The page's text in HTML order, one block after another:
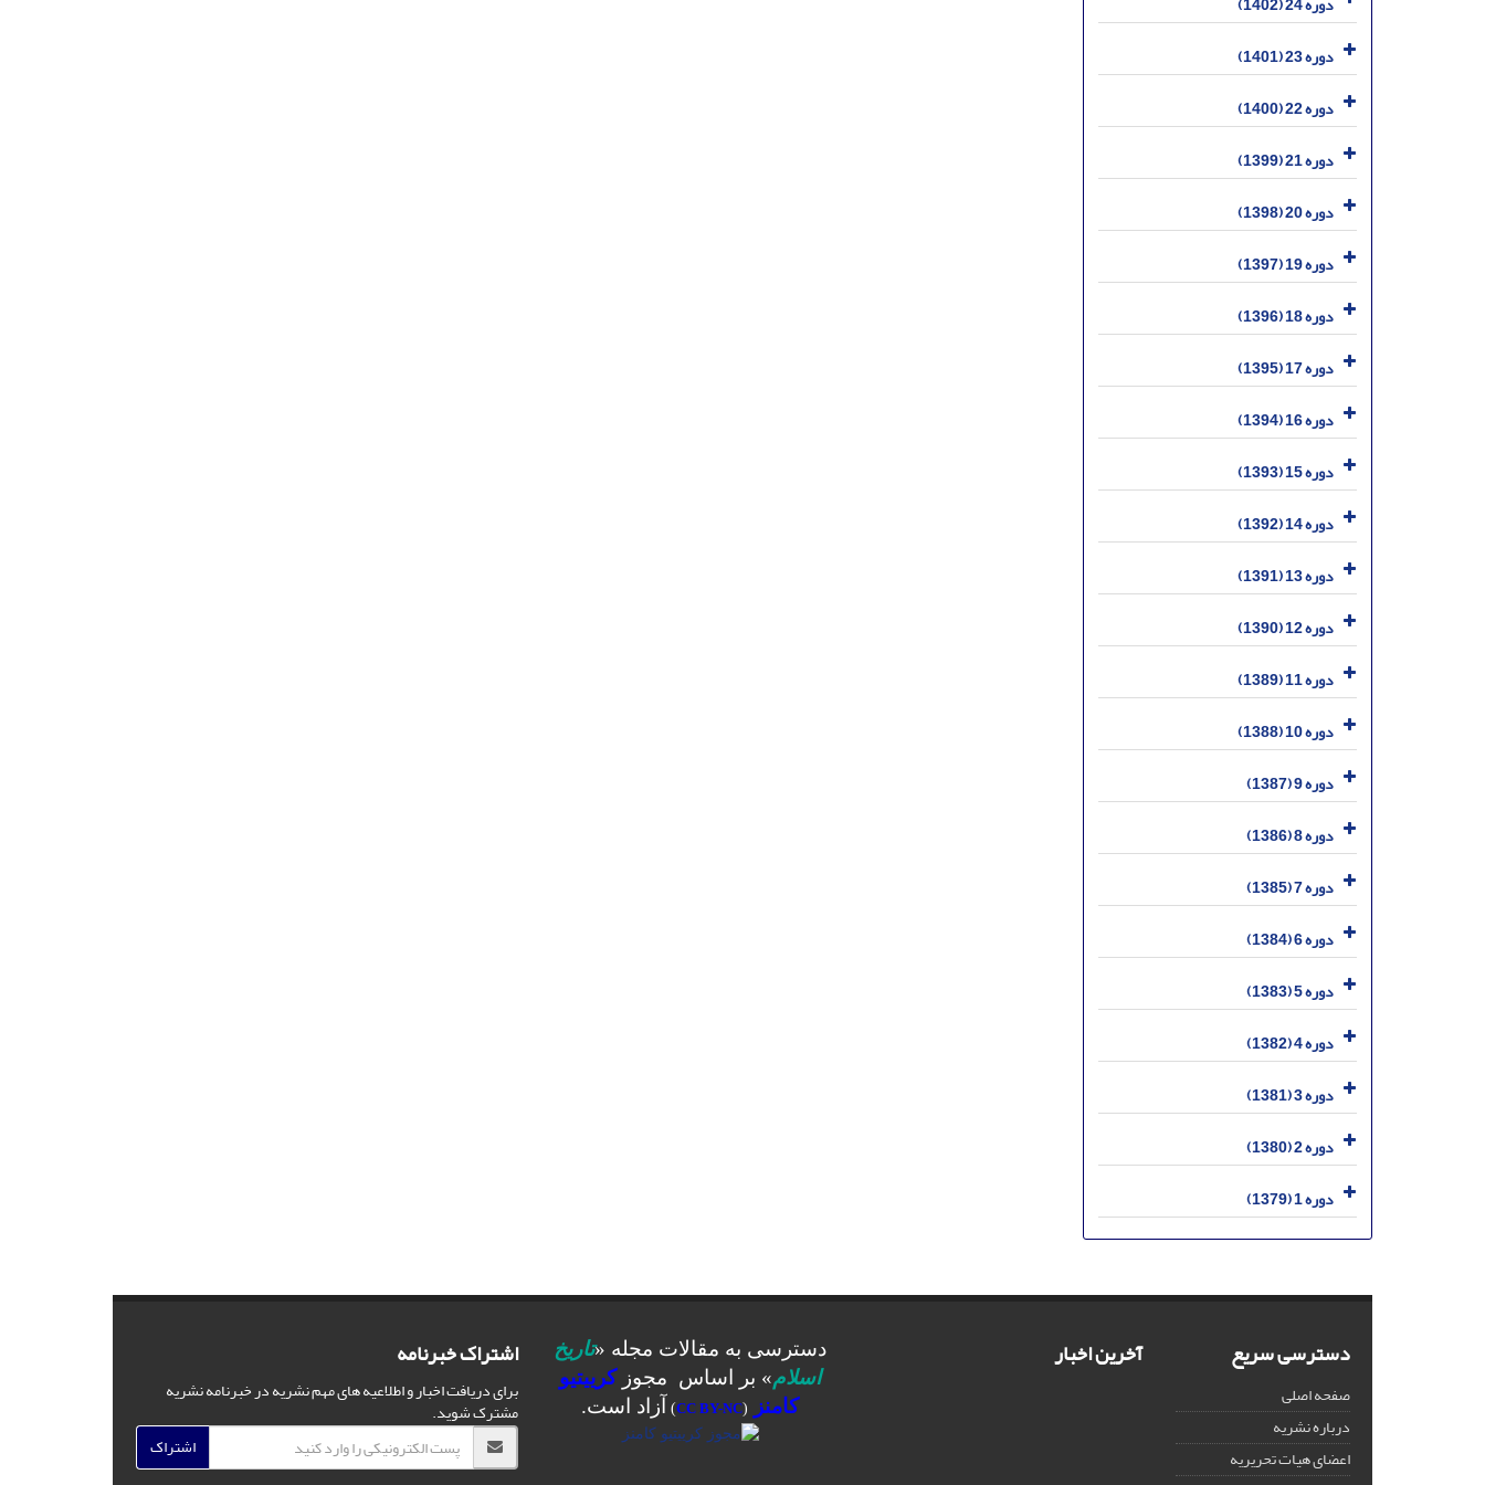
دوره 23 (1401)
دوره 22 (1400)
دوره 21 (1399)
دوره 20 (1398)
دوره 19 (1397)
دوره 18 (1396)
دوره 17 (1395)
دوره 16 (1394)
دوره 15 (1393)
دوره 14 (1392)
دوره 13 (1391)
دوره 12 (1390)
دوره 11 (1389)
دوره 10 (1388)
دوره 9 (1387)
دوره 8 (1386)
دوره 7 (1385)
دوره 6 (1384)
دوره 5 (1383)
دوره 4 (1382)
دوره 3 (1381)
دوره 2 (1380)
دوره 1 (1379)
دسترسی سریع
صفحه اصلی
درباره نشریه
اعضای هیات تحریریه
آخرین اخبار دسترسی به مقالات مجله «تاریخ
اسلام» بر اساس مجوزکرییتیو
کامنز
(
CC BY-NC
) آزاد است.
اشتراک خبرنامه
برای دریافت اخبار و اطلاعیه های مهم نشریه در خبرنامه نشریه
مشترک شوید.
اشتراک